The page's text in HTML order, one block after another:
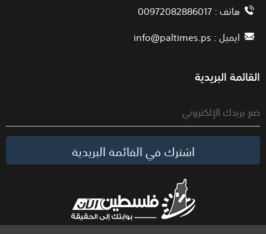
هاتف : 00972082886017
ايميل :info@paltimes.ps
القائمة البريدية
اشترك في القائمة البريدية